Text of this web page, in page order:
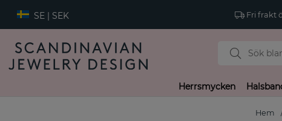
SE | SEK Fri frakt
Herrsmycken
Hem